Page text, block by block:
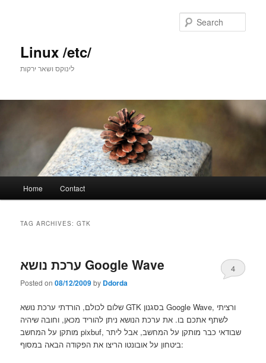
Linux /etc/
לינוקס ושאר ירקות
Home Contact
TAG ARCHIVES:GTK
ערכת נושא Google Wave
Posted on08/12/2009by Ddorda
4
שלום לכולם, הורדתי ערכת נושא GTK בסגנון Google Wave, ורציתי
לשתף אתכם בו. את ערכת הנושא ניתן להוריד מכאן, וחובה שיהיה
מותקן על המחשב pixbuf, שבודאי כבר מותקן על המחשב, אבל ליתר
ביטחון על אובונטו הריצו את הפקודה הבאה במסוף: